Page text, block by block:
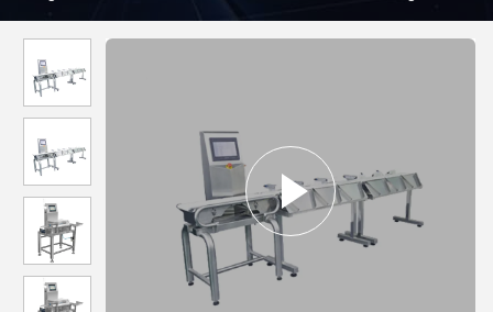
triagem de pesagem de vários estágios Verifique Wei